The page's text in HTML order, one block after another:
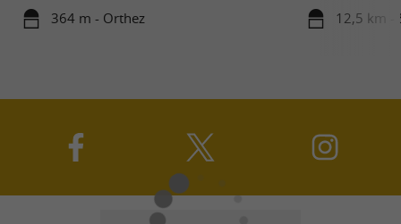
364 m - Orthez 12,5 km -